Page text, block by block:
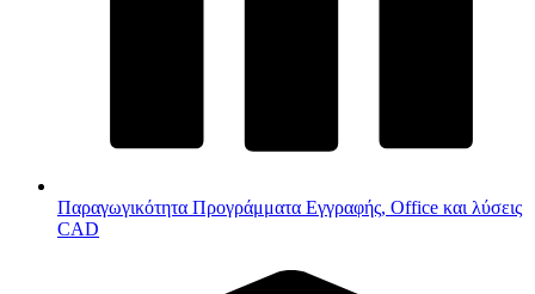
Παραγωγικότητα Προγράμματα Εγγραφής, Office και λύσεις
CAD